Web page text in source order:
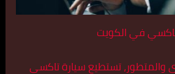
في الكويت
تستطيع سيارة تاكسي